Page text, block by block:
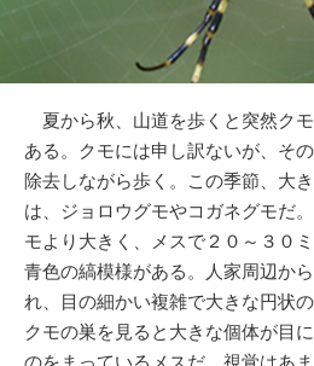
夏から秋、山道を歩くと突然ク
ある。クモには申し訳ないが、そ
除去しながら歩く。この季節、大
は、ジョロウグモやコガネグモだ
モより大きく、メスで２０～３０
青色の縞模様がある。人家周辺か
れ、目の細かい複雑で大きな円状の
クモの巣を見ると大きな個体が目